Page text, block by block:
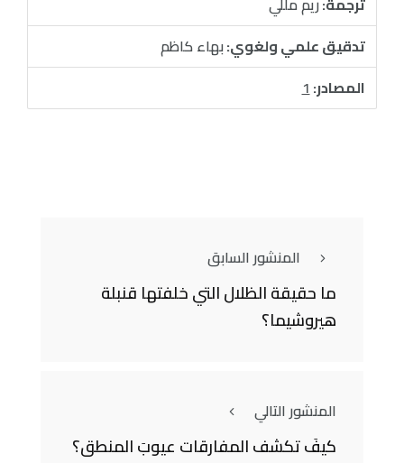
تدقيق علمي ولغوي:بهاء كاظم
المصادر:1
المنشور السابق
ما حقيقة الظلال التي خلفتها قنبلة
هيروشيما؟
المنشور التالي
كيفَ تكشف المفارقات عيوبَ المنطق؟